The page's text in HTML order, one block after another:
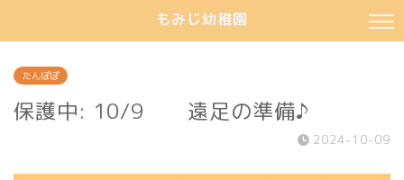
もみじ幼稚園
たんぽぽ
保護中: 10/9 遠足の準備♪
2024-10-09